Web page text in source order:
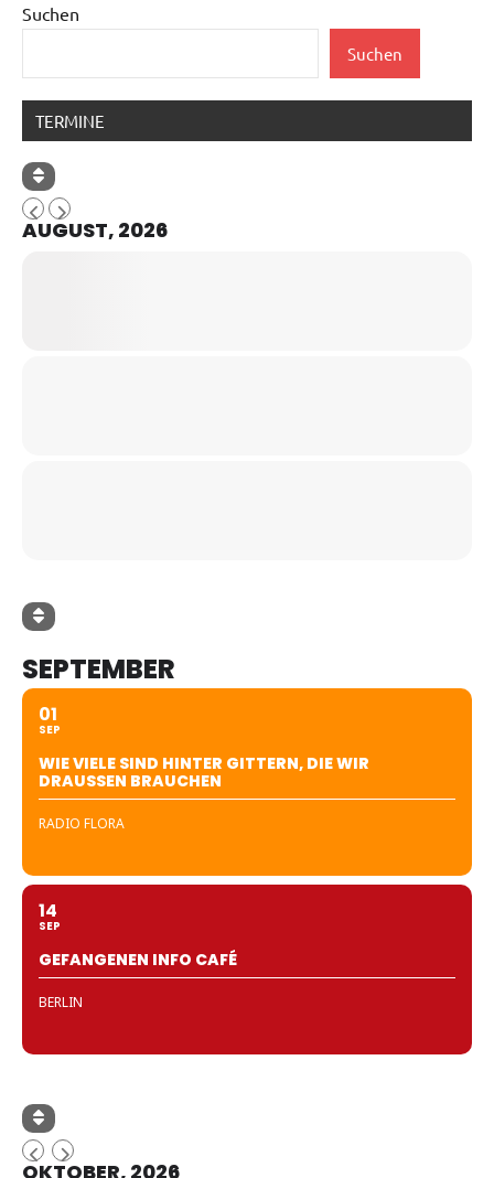
Beiträge
Suchen
Suchen
TERMINE
AUGUST, 2026
SEPTEMBER
01
SEP
WIE VIELE SIND HINTER GITTERN, DIE WIR
DRAUSSEN BRAUCHEN
RADIO FLORA
14
SEP
GEFANGENEN INFO CAFÉ
BERLIN
OKTOBER, 2026